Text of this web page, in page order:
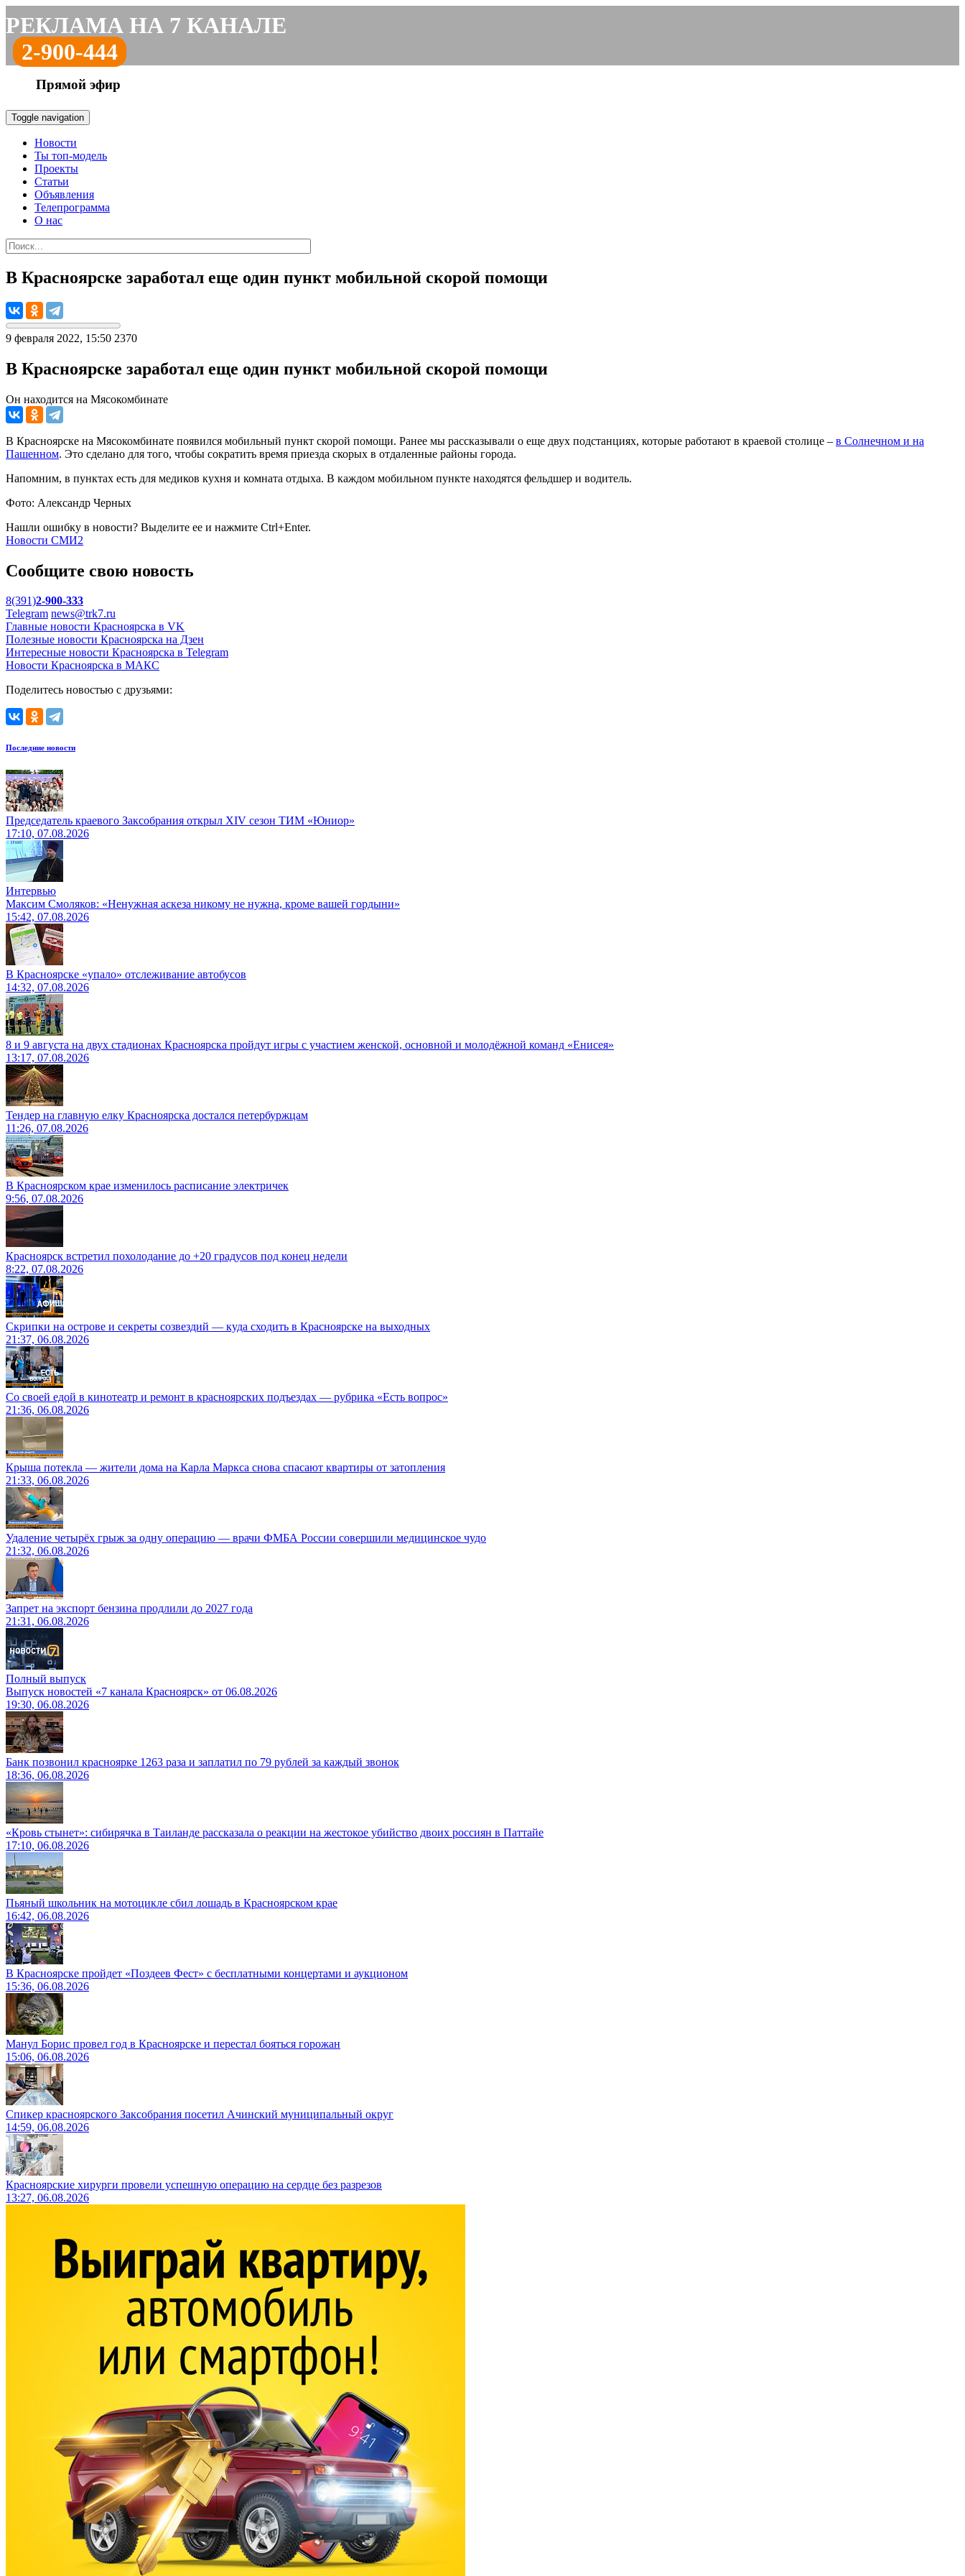
РЕКЛАМА НА 7 КАНАЛЕ
2-900-444
Прямой эфир
Toggle navigation
Новости
Ты топ-модель
Проекты
Статьи
Объявления
Телепрограмма
О нас
В Красноярске заработал еще один пункт мобильной скорой помощи
9 февраля 2022, 15:50 2370
В Красноярске заработал еще один пункт мобильной скорой помощи
Он находится на Мясокомбинате
В Красноярске на Мясокомбинате появился мобильный пункт скорой помощи. Ранее мы рассказывали о еще двух подстанциях, которые работают в краевой столице – в Солнечном и на
Пашенном. Это сделано для того, чтобы сократить время приезда скорых в отдаленные районы города.
Напомним, в пунктах есть для медиков кухня и комната отдыха. В каждом мобильном пункте находятся фельдшер и водитель.
Фото: Александр Черных
Нашли ошибку в новости? Выделите ее и нажмите Ctrl+Enter.
Новости СМИ2
Сообщите свою новость
8(391)2-900-333
Telegram news@trk7.ru
Главные новости Красноярска в VK
Полезные новости Красноярска на Дзен
Интересные новости Красноярска в Telegram
Новости Красноярска в МАКС
Поделитесь новостью с друзьями:
Последние новости
Председатель краевого Заксобрания открыл XIV сезон ТИМ «Юниор»
17:10, 07.08.2026
Интервью
Максим Смоляков: «Ненужная аскеза никому не нужна, кроме вашей гордыни»
15:42, 07.08.2026
В Красноярске «упало» отслеживание автобусов
14:32, 07.08.2026
8 и 9 августа на двух стадионах Красноярска пройдут игры с участием женской, основной и молодёжной команд «Енисея»
13:17, 07.08.2026
Тендер на главную елку Красноярска достался петербуржцам
11:26, 07.08.2026
В Красноярском крае изменилось расписание электричек
9:56, 07.08.2026
Красноярск встретил похолодание до +20 градусов под конец недели
8:22, 07.08.2026
Скрипки на острове и секреты созвездий — куда сходить в Красноярске на выходных
21:37, 06.08.2026
Со своей едой в кинотеатр и ремонт в красноярских подъездах — рубрика «Есть вопрос»
21:36, 06.08.2026
Крыша потекла — жители дома на Карла Маркса снова спасают квартиры от затопления
21:33, 06.08.2026
Удаление четырёх грыж за одну операцию — врачи ФМБА России совершили медицинское чудо
21:32, 06.08.2026
Запрет на экспорт бензина продлили до 2027 года
21:31, 06.08.2026
Полный выпуск
Выпуск новостей «7 канала Красноярск» от 06.08.2026
19:30, 06.08.2026
Банк позвонил красноярке 1263 раза и заплатил по 79 рублей за каждый звонок
18:36, 06.08.2026
«Кровь стынет»: сибирячка в Таиланде рассказала о реакции на жестокое убийство двоих россиян в Паттайе
17:10, 06.08.2026
Пьяный школьник на мотоцикле сбил лошадь в Красноярском крае
16:42, 06.08.2026
В Красноярске пройдет «Поздеев Фест» с бесплатными концертами и аукционом
15:36, 06.08.2026
Манул Борис провел год в Красноярске и перестал бояться горожан
15:06, 06.08.2026
Спикер красноярского Заксобрания посетил Ачинский муниципальный округ
14:59, 06.08.2026
Красноярские хирурги провели успешную операцию на сердце без разрезов
13:27, 06.08.2026